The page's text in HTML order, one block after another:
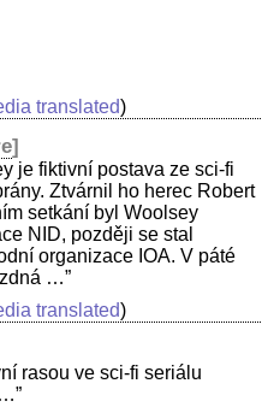
translated)
]
je fiktivní postava ze sci-fi
Ztvárnil ho herec Robert
setkání byl Woolsey
NID, později se stal
organizace IOA. V páté
…”
translated)
rasou ve sci-fi seriálu